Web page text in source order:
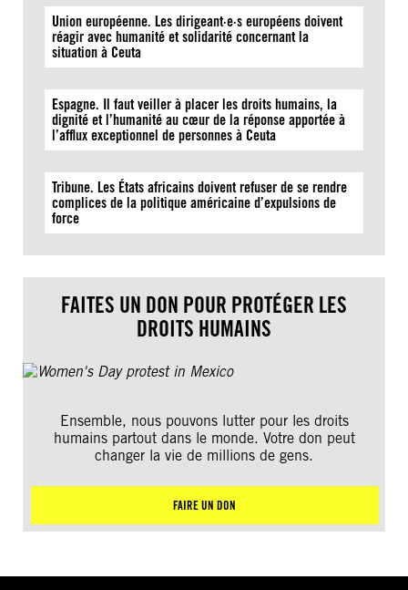
Union européenne. Les dirigeant·e·s européens doivent
réagir avec humanité et solidarité concernant la
situation à Ceuta
Espagne. Il faut veiller à placer les droits humains, la
dignité et l’humanité au cœur de la réponse apportée à
l’afflux exceptionnel de personnes à Ceuta
Tribune. Les États africains doivent refuser de se rendre
complices de la politique américaine d’expulsions de
force
FAITES UN DON POUR PROTÉGER LES
DROITS HUMAINS
Ensemble, nous pouvons lutter pour les droits
humains partout dans le monde. Votre don peut
changer la vie de millions de gens.
FAIRE UN DON